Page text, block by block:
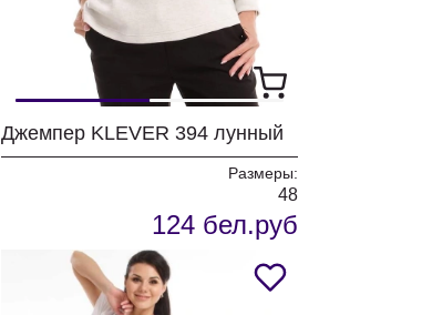
Джемпер KLEVER 394 лунный
Размеры:
48
124 бел.руб